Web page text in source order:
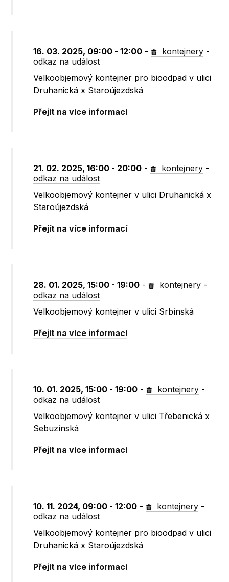
16. 03. 2025, 09:00 - 12:00 - kontejnery -
odkaz na událost
Velkoobjemový kontejner pro bioodpad v ulici
Druhanická x Staroújezdská
Přejít na více informací
21. 02. 2025, 16:00 - 20:00 - kontejnery -
odkaz na událost
Velkoobjemový kontejner v ulici Druhanická x
Staroújezdská
Přejít na více informací
28. 01. 2025, 15:00 - 19:00 - kontejnery -
odkaz na událost
Velkoobjemový kontejner v ulici Srbínská
Přejít na více informací
10. 01. 2025, 15:00 - 19:00 - kontejnery -
odkaz na událost
Velkoobjemový kontejner v ulici Třebenická x
Sebuzínská
Přejít na více informací
10. 11. 2024, 09:00 - 12:00 - kontejnery -
odkaz na událost
Velkoobjemový kontejner pro bioodpad v ulici
Druhanická x Staroújezdská
Přejít na více informací